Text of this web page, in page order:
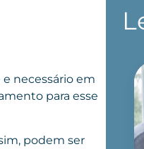
necessário em
para esse
podem ser